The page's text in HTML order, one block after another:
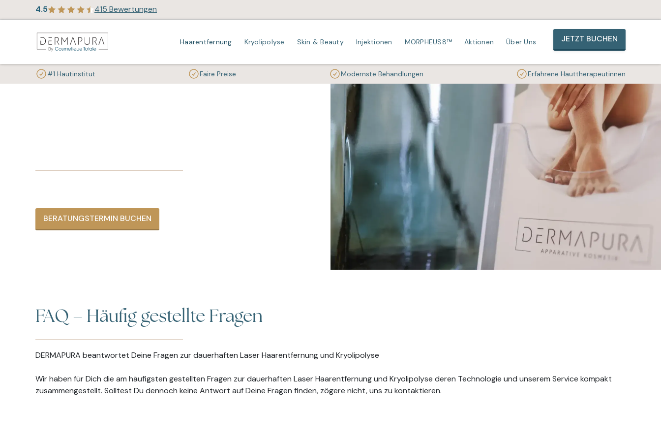
4.5 415 Bewertungen
Haarentfernung Kryolipolyse Skin & Beauty Injektionen MORPHEUS8™ Aktionen Über Uns JETZT BUCHEN
#1 Hautinstitut Faire Preise Modernste Behandlungen Erfahrene Hauttherapeutinnen
BERATUNGSTERMIN BUCHEN
FAQ – Häufig gestellte Fragen
DERMAPURA beantwortet Deine Fragen zur dauerhaften Laser Haarentfernung und Kryolipolyse
Wir haben für Dich die am häufigsten gestellten Fragen zur dauerhaften Laser Haarentfernung und Kryolipolyse deren Technologie und unserem Service kompakt
zusammengestellt. Solltest Du dennoch keine Antwort auf Deine Fragen finden, zögere nicht, uns zu kontaktieren.